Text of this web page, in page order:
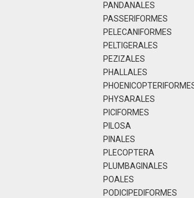
PANDANALES
PASSERIFORMES
PELECANIFORMES
PELTIGERALES
PEZIZALES
PHALLALES
PHYSARALES
PICIFORMES
PILOSA
PINALES
PLECOPTERA
PLUMBAGINALES
POALES
PODICIPEDIFORMES